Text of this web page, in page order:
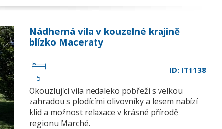
Nádherná vila v kouzelné krajině
blízko Maceraty
5
ID: IT1138
Okouzlující vila nedaleko pobřeží s velkou
zahradou s plodícími olivovníky a lesem nabízí
klid a možnost relaxace v krásné přírodě
regionu Marché.